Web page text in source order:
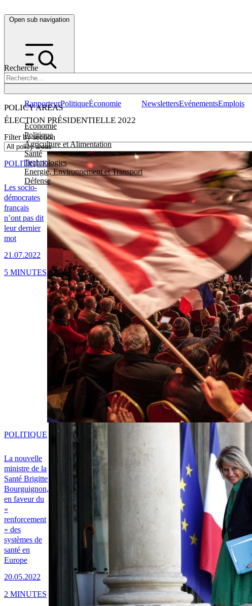
Open sub navigation
Recherche
POLICY AREAS
Economie
Politique
Agriculture et Alimentation
Santé
Technologies
Energie, Environnement et Transport
Défense
RapporteurPolitiqueÉconomie NewslettersEvénementsEmplois
ÉLECTION PRÉSIDENTIELLE 2022
Filter by section
Les socio-
démocrates
français
n’ont pas dit
leur dernier
mot
21.07.2022
POLITIQUE
5 MINUTES
La nouvelle
ministre de la
Santé Brigitte
Bourguignon,
en faveur du
«
renforcement
» des
systèmes de
santé en
Europe
20.05.2022
POLITIQUE
2 MINUTES